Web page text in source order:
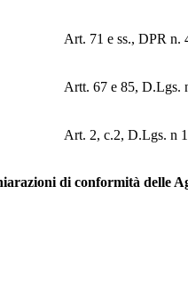
Art. 71 e ss., DPR n.
Artt. 67 e 85, D.Lgs.
Art. 2, c.2, D.Lgs. n
di conformità delle